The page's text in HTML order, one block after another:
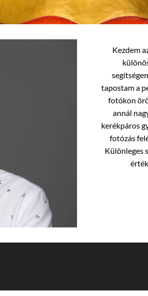
Kezdem
tapostam a
fotókon
annál
kerékpáros
fotózás
Különleges